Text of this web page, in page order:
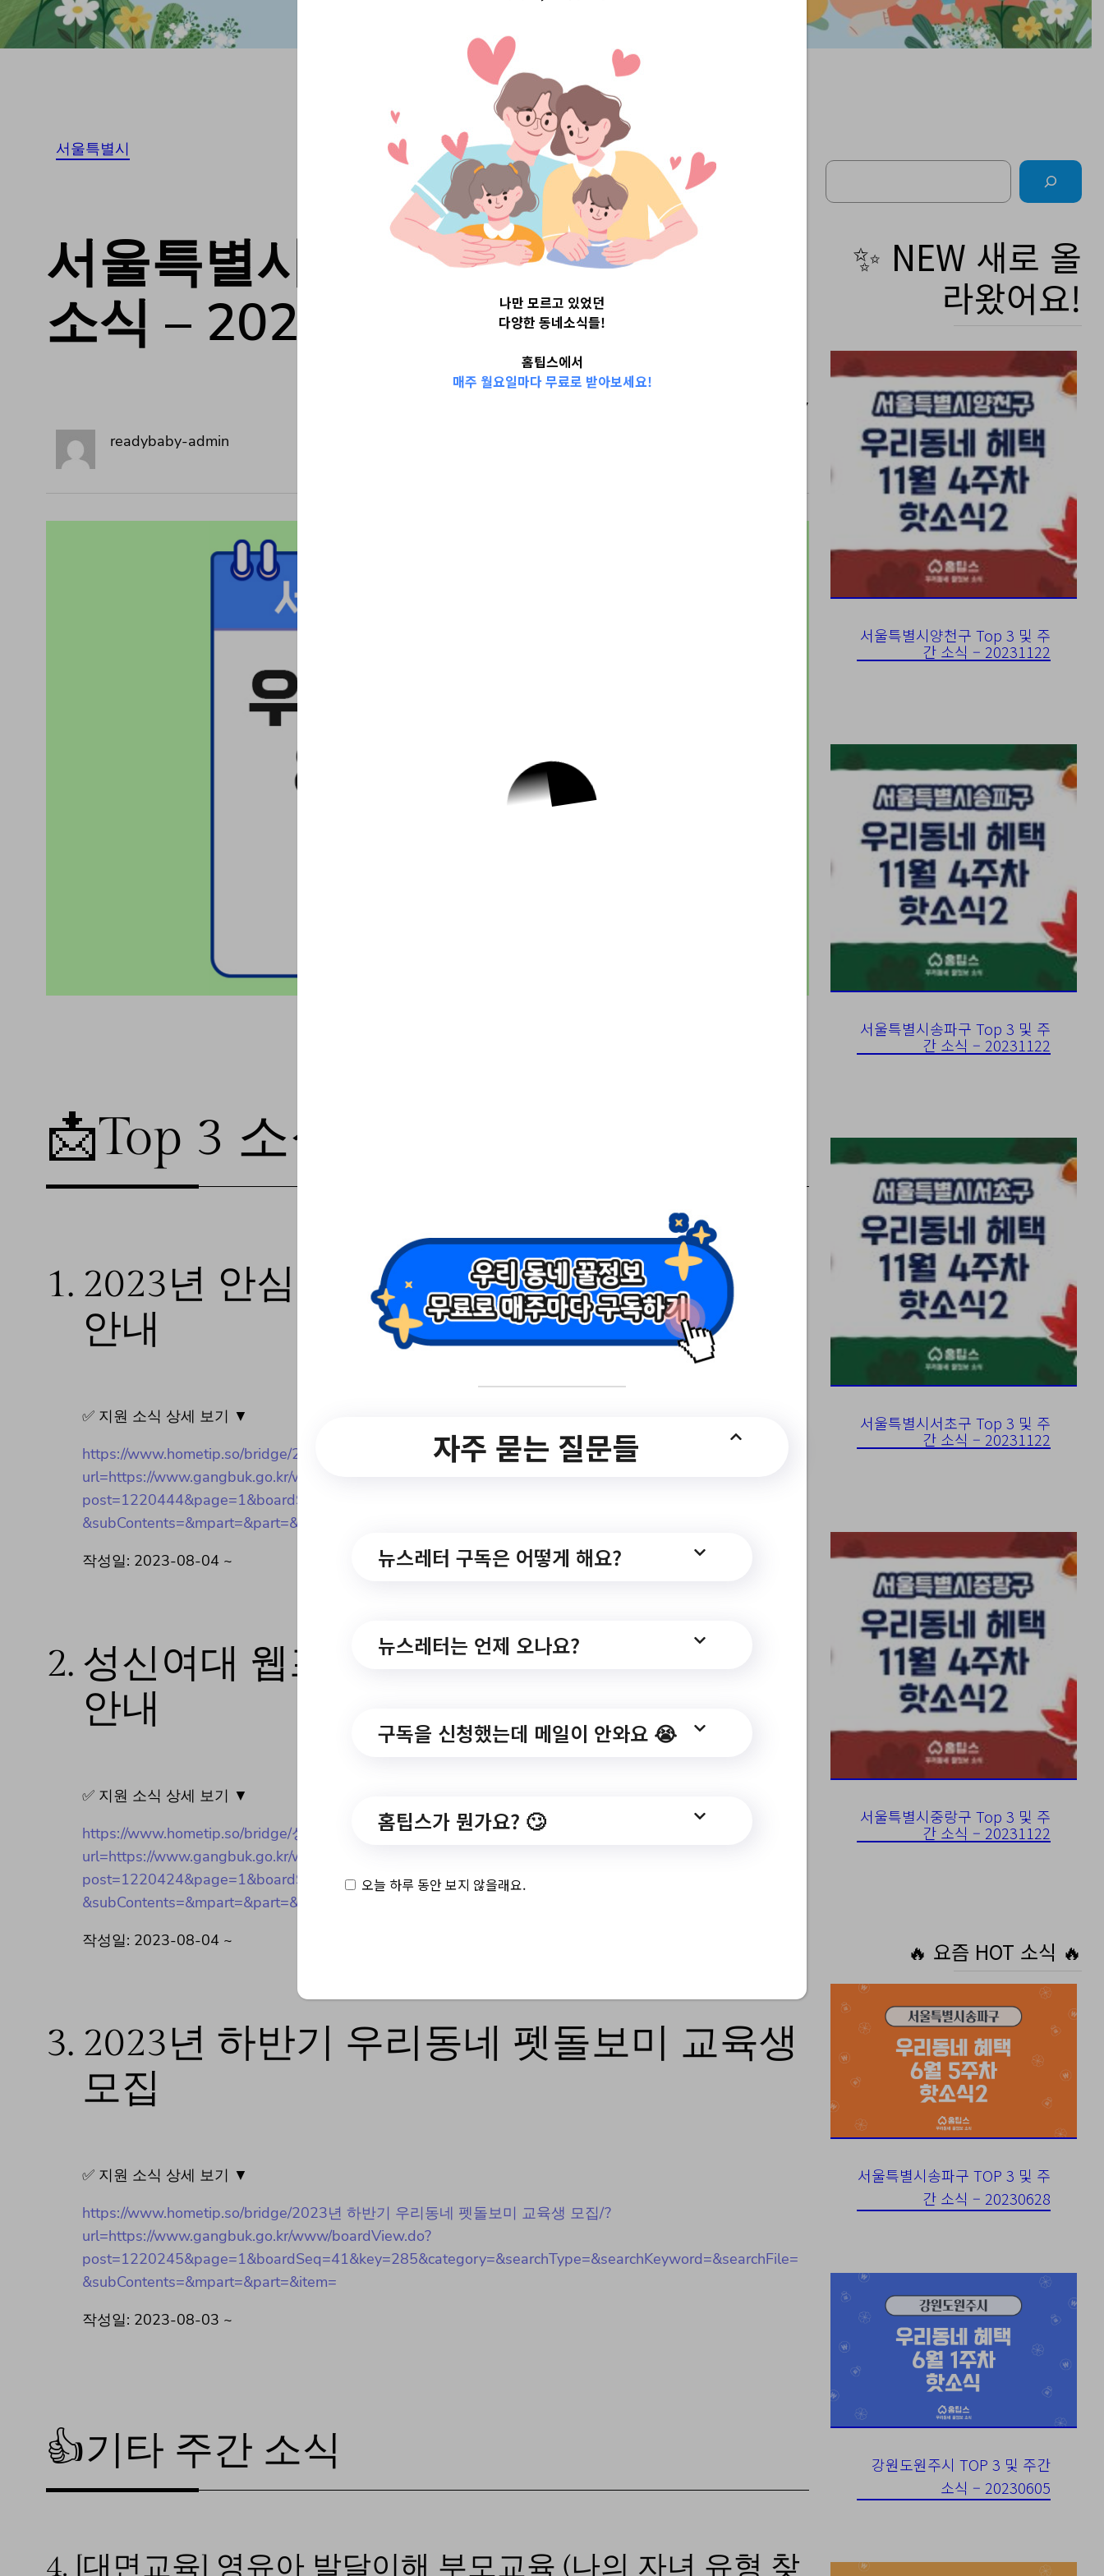
서울특별시
서울특별시강북구 Top 3 및 주간
소식 – 20230807
2023-08-07
readybaby-admin
📩Top 3 소식❕
1. 2023년 안심장비 지원사업(지켜줘홈즈)
안내
✅ 지원 소식 상세 보기 ▼
https://www.hometip.so/bridge/2023년 안심장비 지원사업(지켜줘홈즈) 안내/?
url=https://www.gangbuk.go.kr/www/boardView.do?
post=1220444&page=1&boardSeq=41&key=285&category=&searchType=&searchKeyword=&searchFile=
&subContents=&mpart=&part=&item=
작성일: 2023-08-04 ~
2. 성신여대 웹프론트엔드 개발자 양성교육
안내
✅ 지원 소식 상세 보기 ▼
https://www.hometip.so/bridge/성신여대 웹프론트엔드 개발자 양성교육 안내/?
url=https://www.gangbuk.go.kr/www/boardView.do?
post=1220424&page=1&boardSeq=41&key=285&category=&searchType=&searchKeyword=&searchFile=
&subContents=&mpart=&part=&item=
작성일: 2023-08-04 ~
3. 2023년 하반기 우리동네 펫돌보미 교육생
모집
✅ 지원 소식 상세 보기 ▼
https://www.hometip.so/bridge/2023년 하반기 우리동네 펫돌보미 교육생 모집/?
url=https://www.gangbuk.go.kr/www/boardView.do?
post=1220245&page=1&boardSeq=41&key=285&category=&searchType=&searchKeyword=&searchFile=
&subContents=&mpart=&part=&item=
작성일: 2023-08-03 ~
👍기타 주간 소식
4. [대면교육] 영유아 발달이해 부모교육 (나의 자녀 유형 찾
Search
✨ NEW 새로 올
라왔어요!
서울특별시양천구 Top 3 및 주
간 소식 – 20231122
서울특별시송파구 Top 3 및 주
간 소식 – 20231122
서울특별시서초구 Top 3 및 주
간 소식 – 20231122
서울특별시중랑구 Top 3 및 주
간 소식 – 20231122
🔥 요즘 HOT 소식 🔥
서울특별시송파구 TOP 3 및 주
간 소식 – 20230628
강원도원주시 TOP 3 및 주간
소식 – 20230605
나만 모르고 있었던
다양한 동네소식들!
홈팁스에서
매주 월요일마다 무료로 받아보세요!
자주 묻는 질문들
뉴스레터 구독은 어떻게 해요?
뉴스레터는 언제 오나요?
구독을 신청했는데 메일이 안와요 😭
홈팁스가 뭔가요? 🙄
오늘 하루 동안 보지 않을래요.